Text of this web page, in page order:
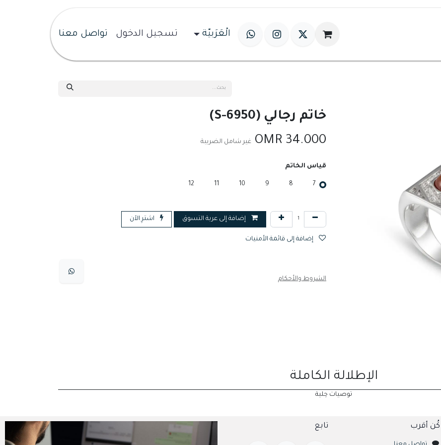
التُحف عالم حِلية الْعَرَبيّة تسجيل الدخول تواصل معنا
خاتم رجالي (S-6950)
34.000
غير شامل الضريبة
قياس الخاتم
7
8
9
10
11
12
إضافة إلى عربة التسوق اشترِ الآن
الشروط والأحكام
الإطلالة الكاملة
توصيات حِلية
تابع كُن أقرب